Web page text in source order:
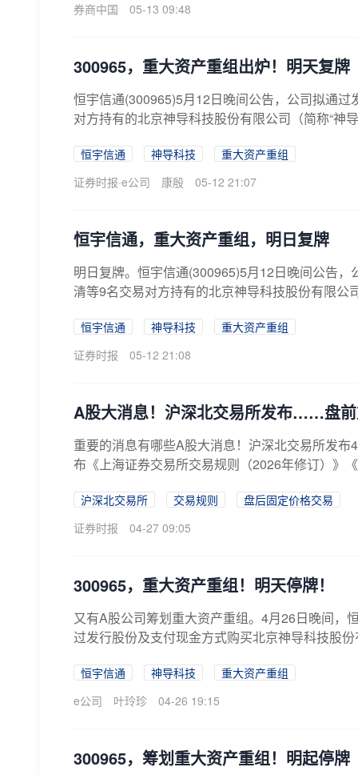
券商中国
05-13 09:48
300965，重大资产重组出炉！明天复牌
恒宇信通(300965)5月12日晚间公告，公司拟通
对方持有的北京神导科技股份有限公司（简称“神
恒宇信通 神导科技
重大资产重组
证券时报·e公司
康殷 05-12 21:07
恒宇信通，重大资产重组，明日复牌
明日复牌。恒宇信通(300965)5月12日晚间公告
清等9名交易对方持有的北京神导科技股份有限公
恒宇信通 神导科技
重大资产重组
证券时报
05-12 21:08
A股大消息！沪深北交易所发布……盘
重要的消息有哪些A股大消息！沪深北交易所发
布《上海证券交易所交易规则（2026年修订）》
沪深北交易所 交易规则
盘后固定价格交易
证券时报
04-27 09:05
300965，重大资产重组！明天停牌！
又有A股公司筹划重大资产重组。4月26日晚间，
过发行股份及支付现金方式购买北京神导科技股
恒宇信通 神导科技
重大资产重组
e公司
叶玲珍 04-26 19:15
300965，筹划重大资产重组！明起停牌